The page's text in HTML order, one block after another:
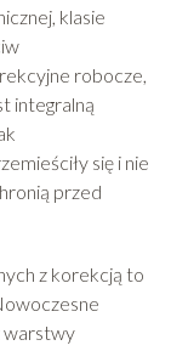
klasie
robocze,
integralną
się i nie
przed
z korekcją to
warstwy